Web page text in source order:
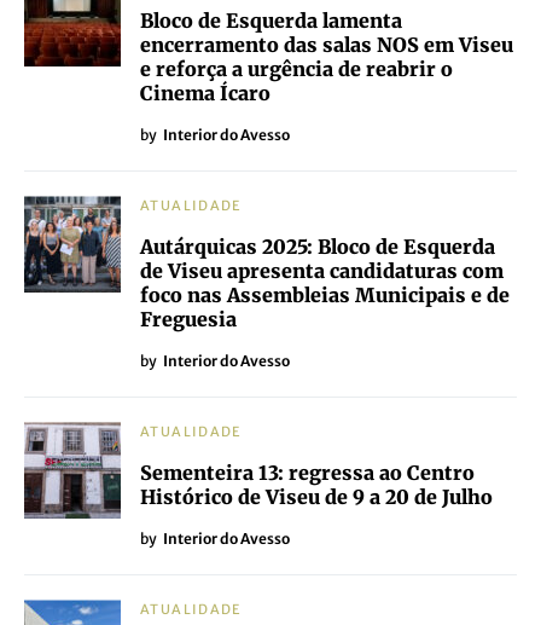
Bloco de Esquerda lamenta
encerramento das salas NOS em Viseu
e reforça a urgência de reabrir o
Cinema Ícaro
by Interior do Avesso
ATUALIDADE
Autárquicas 2025: Bloco de Esquerda
de Viseu apresenta candidaturas com
foco nas Assembleias Municipais e de
Freguesia
by Interior do Avesso
ATUALIDADE
Sementeira 13: regressa ao Centro
Histórico de Viseu de 9 a 20 de Julho
by Interior do Avesso
ATUALIDADE